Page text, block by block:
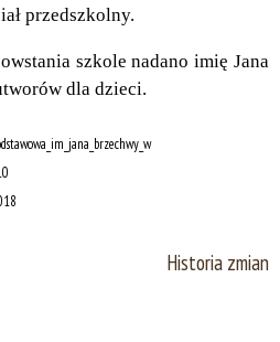
przedszkolny.
szkole nadano imię Jana
dla dzieci.
Historia zmian